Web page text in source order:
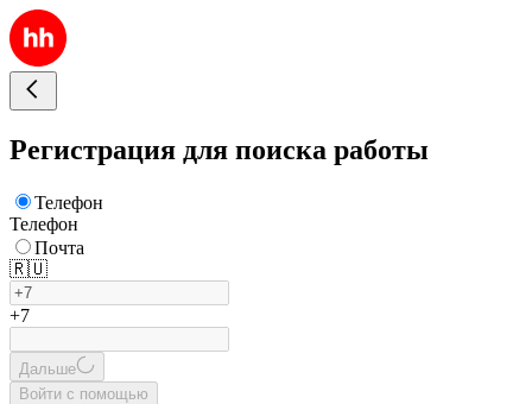
Регистрация для поиска работы
Телефон
Телефон
Почта
🇷🇺
+7
Дальше
Войти с помощью